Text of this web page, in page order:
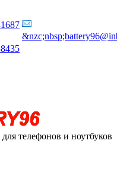
телефонов и ноутбуков